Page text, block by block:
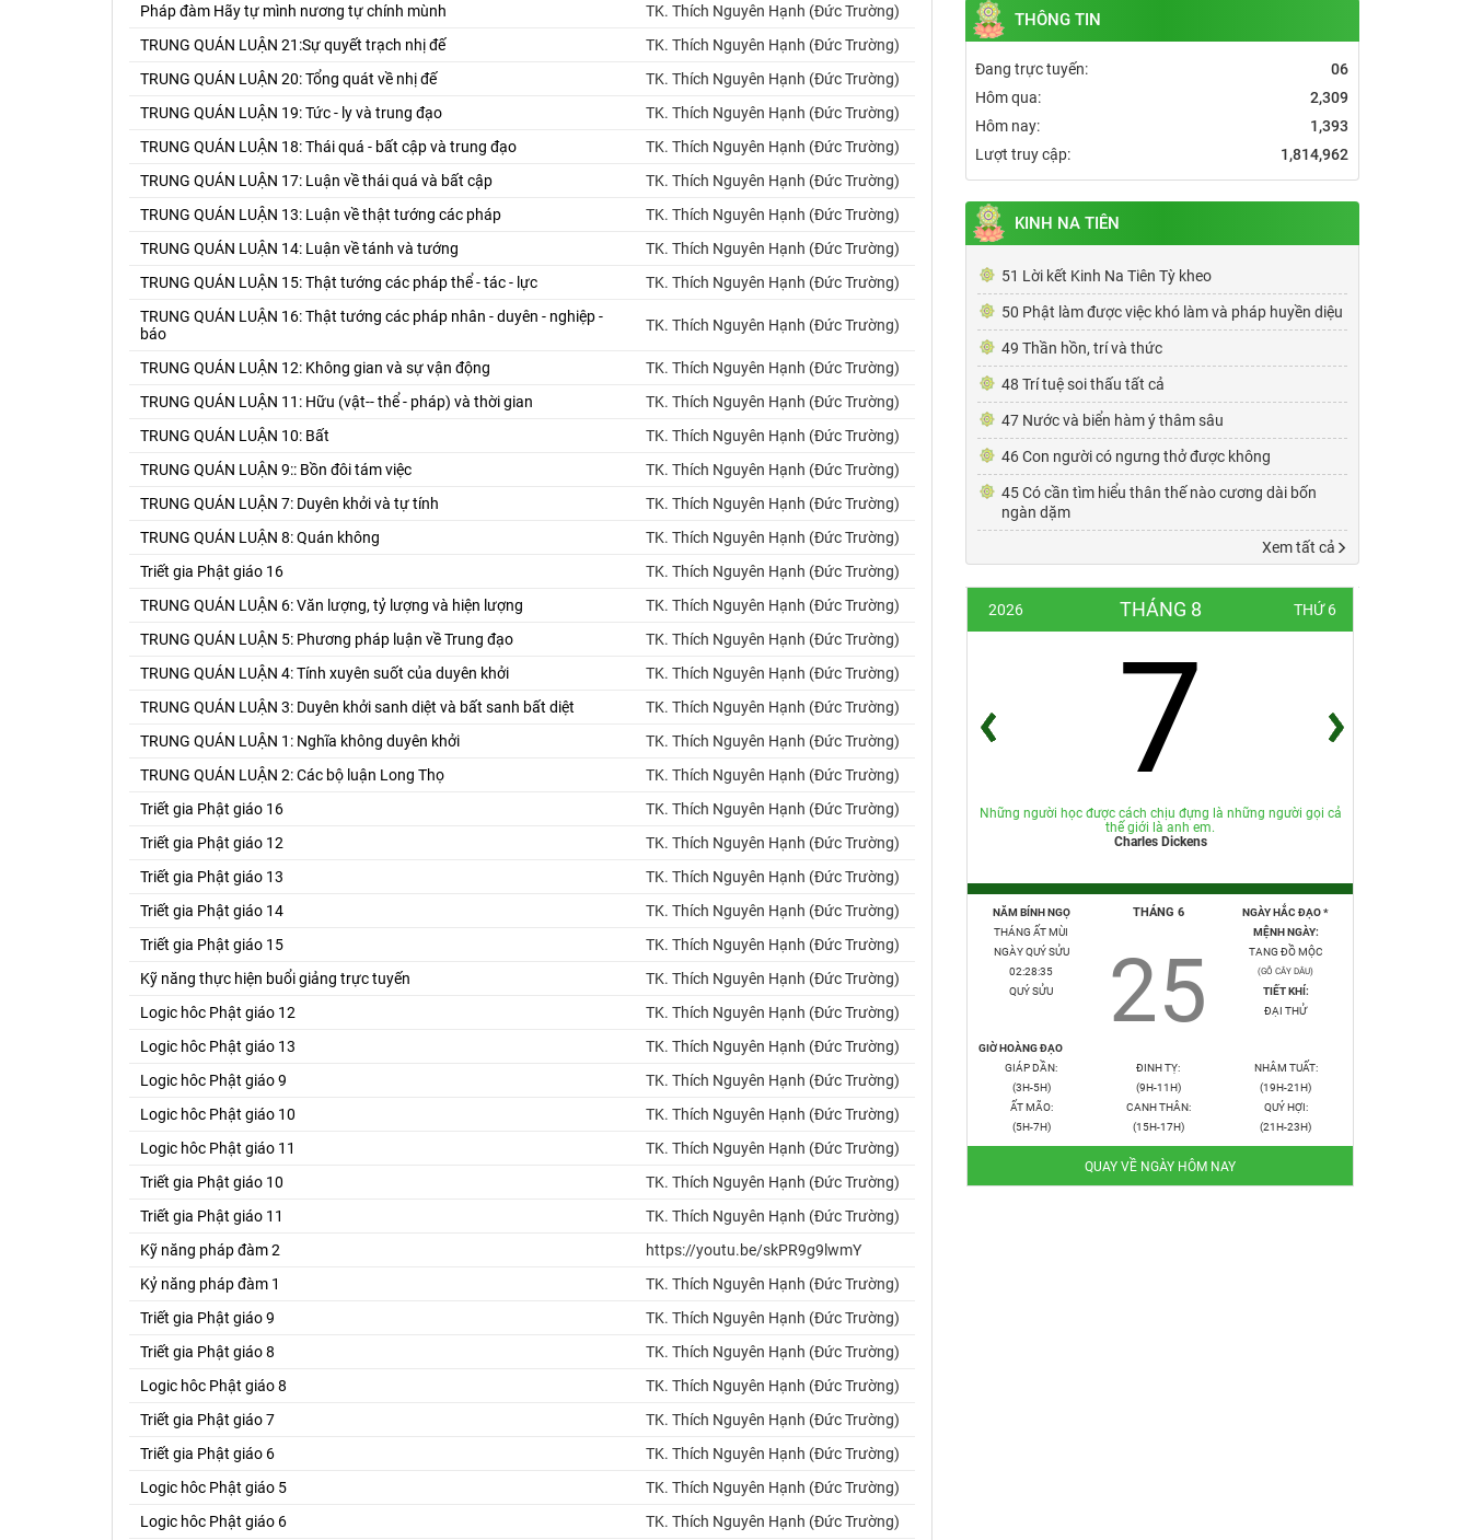
Pháp đàm Hãy tự mình nương tự chính mùnh
TK. Thích Nguyên Hạnh (Đức Trường)
TRUNG QUÁN LUẬN 21:Sự quyết trạch nhị đế
TK. Thích Nguyên Hạnh (Đức Trường)
TRUNG QUÁN LUẬN 20: Tổng quát về nhị đế
TK. Thích Nguyên Hạnh (Đức Trường)
TRUNG QUÁN LUẬN 19: Tức - ly và trung đạo
TK. Thích Nguyên Hạnh (Đức Trường)
TRUNG QUÁN LUẬN 18: Thái quá - bất cập và trung đạo
TK. Thích Nguyên Hạnh (Đức Trường)
TRUNG QUÁN LUẬN 17: Luận về thái quá và bất cập
TK. Thích Nguyên Hạnh (Đức Trường)
TRUNG QUÁN LUẬN 13: Luận về thật tướng các pháp
TK. Thích Nguyên Hạnh (Đức Trường)
TRUNG QUÁN LUẬN 14: Luận về tánh và tướng
TK. Thích Nguyên Hạnh (Đức Trường)
TRUNG QUÁN LUẬN 15: Thật tướng các pháp thể - tác - lực
TK. Thích Nguyên Hạnh (Đức Trường)
TRUNG QUÁN LUẬN 16: Thật tướng các pháp nhân - duyên - nghiệp -
báo
TK. Thích Nguyên Hạnh (Đức Trường)
TRUNG QUÁN LUẬN 12: Không gian và sự vận động
TK. Thích Nguyên Hạnh (Đức Trường)
TRUNG QUÁN LUẬN 11: Hữu (vật-- thể - pháp) và thời gian
TK. Thích Nguyên Hạnh (Đức Trường)
TRUNG QUÁN LUẬN 10: Bất
TK. Thích Nguyên Hạnh (Đức Trường)
TRUNG QUÁN LUẬN 9:: Bồn đôi tám việc
TK. Thích Nguyên Hạnh (Đức Trường)
TRUNG QUÁN LUẬN 7: Duyên khởi và tự tính
TK. Thích Nguyên Hạnh (Đức Trường)
TRUNG QUÁN LUẬN 8: Quán không
TK. Thích Nguyên Hạnh (Đức Trường)
Triết gia Phật giáo 16
TK. Thích Nguyên Hạnh (Đức Trường)
TRUNG QUÁN LUẬN 6: Văn lượng, tỷ lượng và hiện lượng
TK. Thích Nguyên Hạnh (Đức Trường)
TRUNG QUÁN LUẬN 5: Phương pháp luận về Trung đạo
TK. Thích Nguyên Hạnh (Đức Trường)
TRUNG QUÁN LUẬN 4: Tính xuyên suốt của duyên khởi
TK. Thích Nguyên Hạnh (Đức Trường)
TRUNG QUÁN LUẬN 3: Duyên khởi sanh diệt và bất sanh bất diệt
TK. Thích Nguyên Hạnh (Đức Trường)
TRUNG QUÁN LUẬN 1: Nghĩa không duyên khởi
TK. Thích Nguyên Hạnh (Đức Trường)
TRUNG QUÁN LUẬN 2: Các bộ luận Long Thọ
TK. Thích Nguyên Hạnh (Đức Trường)
Triết gia Phật giáo 16
TK. Thích Nguyên Hạnh (Đức Trường)
Triết gia Phật giáo 12
TK. Thích Nguyên Hạnh (Đức Trường)
Triết gia Phật giáo 13
TK. Thích Nguyên Hạnh (Đức Trường)
Triết gia Phật giáo 14
TK. Thích Nguyên Hạnh (Đức Trường)
Triết gia Phật giáo 15
TK. Thích Nguyên Hạnh (Đức Trường)
Kỹ năng thực hiện buổi giảng trực tuyến
TK. Thích Nguyên Hạnh (Đức Trường)
Logic hôc Phật giáo 12
TK. Thích Nguyên Hạnh (Đức Trường)
Logic hôc Phật giáo 13
TK. Thích Nguyên Hạnh (Đức Trường)
Logic hôc Phật giáo 9
TK. Thích Nguyên Hạnh (Đức Trường)
Logic hôc Phật giáo 10
TK. Thích Nguyên Hạnh (Đức Trường)
Logic hôc Phật giáo 11
TK. Thích Nguyên Hạnh (Đức Trường)
Triết gia Phật giáo 10
TK. Thích Nguyên Hạnh (Đức Trường)
Triết gia Phật giáo 11
TK. Thích Nguyên Hạnh (Đức Trường)
Kỹ năng pháp đàm 2
https://youtu.be/skPR9g9lwmY
Kỷ năng pháp đàm 1
TK. Thích Nguyên Hạnh (Đức Trường)
Triết gia Phật giáo 9
TK. Thích Nguyên Hạnh (Đức Trường)
Triết gia Phật giáo 8
TK. Thích Nguyên Hạnh (Đức Trường)
Logic hôc Phật giáo 8
TK. Thích Nguyên Hạnh (Đức Trường)
Triết gia Phật giáo 7
TK. Thích Nguyên Hạnh (Đức Trường)
Triết gia Phật giáo 6
TK. Thích Nguyên Hạnh (Đức Trường)
Logic hôc Phật giáo 5
TK. Thích Nguyên Hạnh (Đức Trường)
Logic hôc Phật giáo 6
TK. Thích Nguyên Hạnh (Đức Trường)
THÔNG TIN
Đang trực tuyến:
06
Hôm qua:
2,309
Hôm nay:
1,393
Lượt truy cập:
1,814,962
KINH NA TIÊN
51 Lời kết Kinh Na Tiên Tỳ kheo
50 Phật làm được việc khó làm và pháp huyền diệu
49 Thần hồn, trí và thức
48 Trí tuệ soi thấu tất cả
47 Nước và biển hàm ý thâm sâu
46 Con người có ngưng thở được không
45 Có cần tìm hiểu thân thế nào cương dài bốn
ngàn dặm
Xem tất cả
2026 THÁNG 8 THỨ 6
7
Những người học được cách chịu đựng là những người gọi cả
thế giới là anh em.
Charles Dickens
NĂM BÍNH NGỌ
THÁNG ẤT MÙI
NGÀY QUÝ SỬU
02:28:36
QUÝ SỬU
THÁNG 6
25
NGÀY HẮC ĐẠO *
MỆNH NGÀY:
TANG ĐỒ MỘC
(GỖ CÂY DÂU)
TIẾT KHÍ:
ĐẠI THỬ
GIỜ HOÀNG ĐẠO
GIÁP DẦN:
(3H-5H)
ẤT MÃO:
(5H-7H)
ĐINH TỴ:
(9H-11H)
CANH THÂN:
(15H-17H)
NHÂM TUẤT:
(19H-21H)
QUÝ HỢI:
(21H-23H)
QUAY VỀ NGÀY HÔM NAY